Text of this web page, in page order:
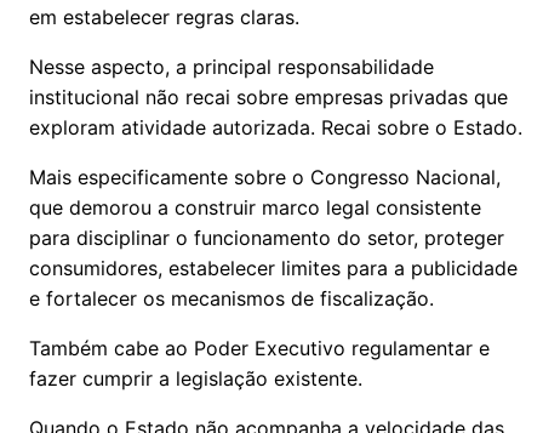
em estabelecer regras claras.
Nesse aspecto, a principal responsabilidade
institucional não recai sobre empresas privadas que
exploram atividade autorizada. Recai sobre o Estado.
Mais especificamente sobre o Congresso Nacional,
que demorou a construir marco legal consistente
para disciplinar o funcionamento do setor, proteger
consumidores, estabelecer limites para a publicidade
e fortalecer os mecanismos de fiscalização.
Também cabe ao Poder Executivo regulamentar e
fazer cumprir a legislação existente.
Quando o Estado não acompanha a velocidade das